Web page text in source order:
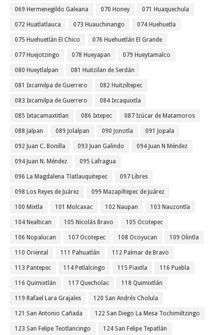
069 Hermenegildo Galeana 070 Honey 071 Huaquechula
072 Huatlatlauca 073 Huauchinango 074 Huehuetla
075 Huehuetlán El Chico 076 Huehuetlán El Grande
077 Huejotzingo 078 Hueyapan 079 Hueytamalco
080 Hueytlalpan 081 Huitzilan de Serdán
081 Ixcamilpa de Guerrero 082 Huitziltepec
083 Ixcamilpa de Guerrero 084 Ixcaquixtla
085 Ixtacamaxtitlan 086 Ixtepec 087 Izúcar de Matamoros
088 Jalpan 089 Jolalpan 090 Jonotla 091 Jopala
092 Juan C. Bonilla 093 Juan Galindo 094 Juan N Méndez
094 Juan N. Méndez 095 Lafragua
096 La Magdalena Tlatlauquitepec 097 Libres
098 Los Reyes de Juárez 099 Mazapiltepec de Juárez
100 Mixtla 101 Molcaxac 102 Naupan 103 Nauzontla
104 Nealtican 105 Nicolás Bravo 105 Ocotepec
106 Nopalucan 107 Ocotepec 108 Ocoyucan 109 Olintla
110 Oriental 111 Pahuatlán 112 Palmar de Bravo
113 Pantepec 114 Petlalcingo 115 Piaxtla 116 Puebla
116 Quimixtlán 117 Quecholac 118 Quimixtlán
119 Rafael Lara Grajales 120 San Andrés Cholula
121 San Antonio Cañada 122 San Diego La Mesa Tochimiltzingo
123 San Felipe Teotlancingo 124 San Felipe Tepatlán